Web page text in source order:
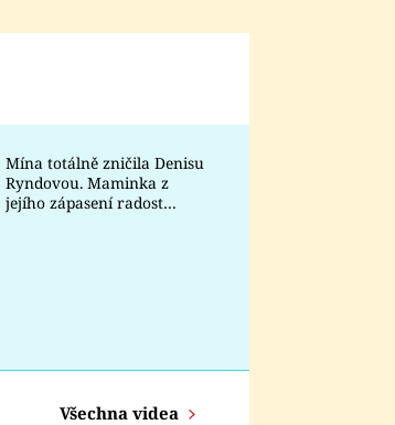
Prima Lajk
Sledujte nás
Mína totálně zničila Denisu
Ryndovou. Maminka z
jejího zápasení radost
Všechna videa